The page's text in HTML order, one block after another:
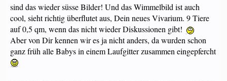
sind das wieder süsse Bilder! Und das Wimmelbild ist auch
cool, sieht richtig überflutet aus, Dein neues Vivarium. 9 Tiere
auf 0,5 qm, wenn das nicht wieder Diskussionen gibt!
Aber von Dir kennen wir es ja nicht anders, da wurden schon
ganz früh alle Babys in einem Laufgitter zusammen eingepfercht